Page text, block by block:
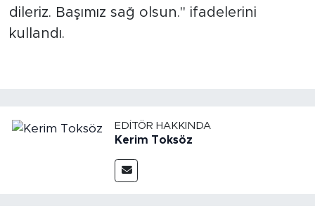
dileriz. Başımız sağ olsun." ifadelerini
kullandı.
EDITÖR HAKKINDA
Kerim Toksöz